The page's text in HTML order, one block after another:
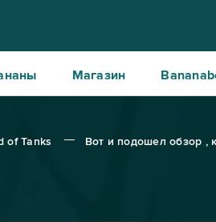
Магазин
of Tanks Вот и подошел обзор ,